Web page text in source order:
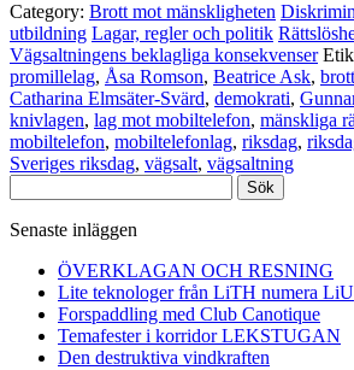
Category: Brott mot mänskligheten
utbildning Lagar, regler och politik
Vägsaltningens beklagliga konsekvenser
promillelag, Åsa Romson, Beatrice Ask,
Catharina Elmsäter-Svärd, demokrati,
knivlagen, lag mot mobiltelefon, mänskliga
mobiltelefon, mobiltelefonlag, riksdag,
Sveriges riksdag, vägsalt, vägsaltning
efter:
Senaste inläggen
ÖVERKLAGAN OCH RESNING
Lite teknologer från LiTH numera LiU
Forspaddling med Club Canotique
Temafester i korridor LEKSTUGAN
Den destruktiva vindkraften